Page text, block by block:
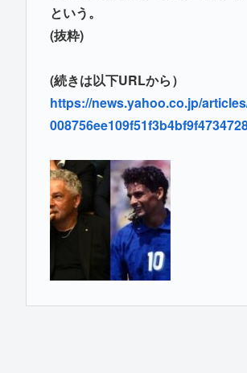
という。
(抜粋)
(続きは以下URLから）
https://news.yahoo.co.jp/